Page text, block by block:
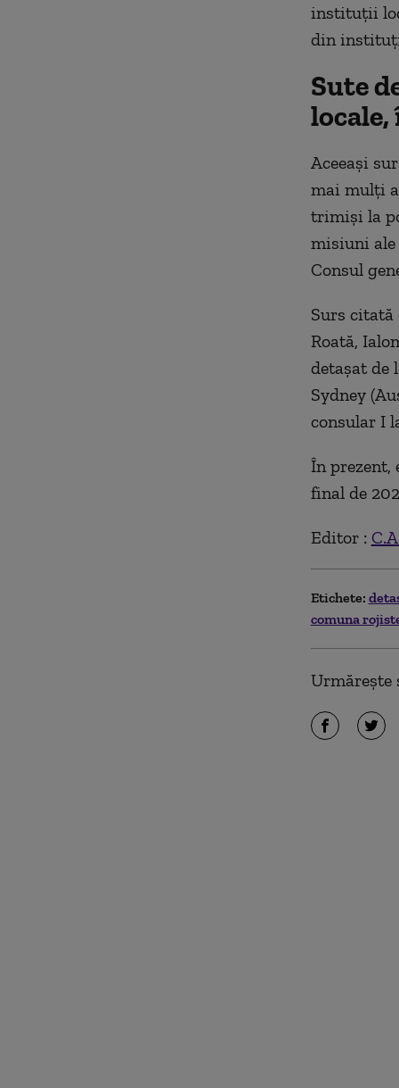
instituții
din
Sute
Aceeași
mai mulți
trimiși la
misiuni ale
Consul
Surs citată
Roată,
detașat de
Sydney
consular I
În prezent,
final de
Editor :
Etichete:
comuna
Urmărește